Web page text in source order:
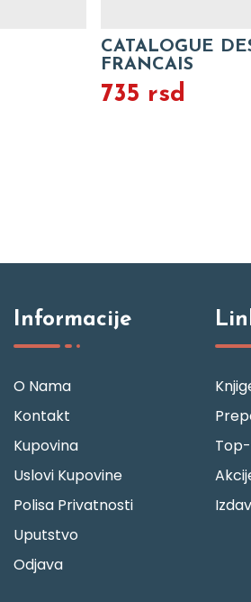
CATALOGUE
FRANCAIS
735 rsd
Informacije
O Nama
Kontakt
Kupovina
Uslovi Kupovine
Polisa Privatnosti
Uputstvo
Odjava